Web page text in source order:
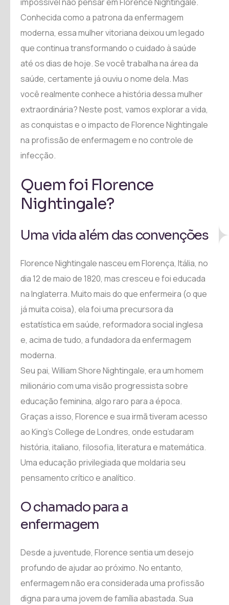
Conhecida como a patrona da enfermagem
moderna, essa mulher vitoriana deixou um legado
que continua transformando o cuidado à saúde
até os dias de hoje. Se você trabalha na área da
saúde, certamente já ouviu o nome dela. Mas
você realmente conhece a história dessa mulher
extraordinária? Neste post, vamos explorar a vida,
as conquistas e o impacto de Florence Nightingale
na profissão de enfermagem e no controle de
infecção.
Quem foi Florence
Nightingale?
Uma vida além das convenções
Florence Nightingale nasceu em Florença, Itália, no
dia 12 de maio de 1820, mas cresceu e foi educada
na Inglaterra. Muito mais do que enfermeira (o que
já muita coisa), ela foi uma precursora da
estatística em saúde, reformadora social inglesa
e, acima de tudo, a fundadora da enfermagem
moderna.
Seu pai, William Shore Nightingale, era um homem
milionário com uma visão progressista sobre
educação feminina, algo raro para a época.
Graças a isso, Florence e sua irmã tiveram acesso
ao King’s College de Londres, onde estudaram
história, italiano, filosofia, literatura e matemática.
Uma educação privilegiada que moldaria seu
pensamento crítico e analítico.
O chamado para a
enfermagem
Desde a juventude, Florence sentia um desejo
profundo de ajudar ao próximo. No entanto,
enfermagem não era considerada uma profissão
digna para uma jovem de família abastada. Sua